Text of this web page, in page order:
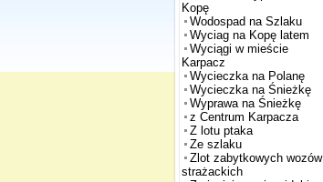
Kopę
Wodospad na Szlaku
Wyciag na Kopę latem
Wyciągi w mieście
Karpacz
Wycieczka na Polanę
Wycieczka na Śnieżkę
Wyprawa na Śnieżkę
z Centrum Karpacza
Z lotu ptaka
Ze szlaku
Zlot zabytkowych wozów
strażackich